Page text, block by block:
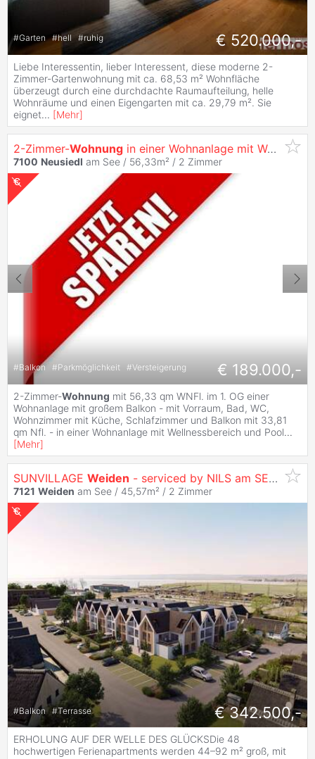
#Garten #hell #ruhig € 520.000,-
Liebe Interessentin, lieber Interessent, diese moderne 2-
Zimmer-Gartenwohnung mit ca. 68,53 m² Wohnfläche
überzeugt durch eine durchdachte Raumaufteilung, helle
Wohnräume und einen Eigengarten mit ca. 29,79 m². Sie
eignet... [Mehr]
2-Zimmer-Wohnung in einer Wohnanlage mit Wellnessbereich
7100 Neusiedl am See / 56,33m² / 2 Zimmer
#Balkon #Parkmöglichkeit #Versteigerung € 189.000,-
2-Zimmer-Wohnung mit 56,33 qm WNFl. im 1. OG einer
Wohnanlage mit großem Balkon - mit Vorraum, Bad, WC,
Wohnzimmer mit Küche, Schlafzimmer und Balkon mit 33,81
qm Nfl. - in einer Wohnanlage mit Wellnessbereich und Pool...
[Mehr]
SUNVILLAGE Weiden - serviced by NILS am SEE (provisionsfrei)
7121 Weiden am See / 45,57m² / 2 Zimmer
#Balkon #Terrasse € 342.500,-
ERHOLUNG AUF DER WELLE DES GLÜCKSDie 48
hochwertigen Ferienapartments werden 44–92 m² groß, mit